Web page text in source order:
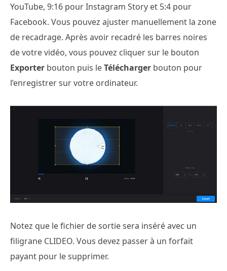
YouTube, 9:16 pour Instagram Story et 5:4 pour
Facebook. Vous pouvez ajuster manuellement la zone
de recadrage. Après avoir recadré les barres noires
de votre vidéo, vous pouvez cliquer sur le bouton
Exporter bouton puis leTélécharger bouton pour
l’enregistrer sur votre ordinateur.
Notez que le fichier de sortie sera inséré avec un
filigrane CLIDEO. Vous devez passer à un forfait
payant pour le supprimer.